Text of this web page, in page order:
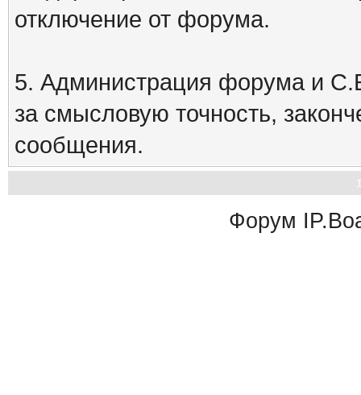
отключение от форума.
5. Администрация форума и
за смысловую точность,
сообщения.
Форум